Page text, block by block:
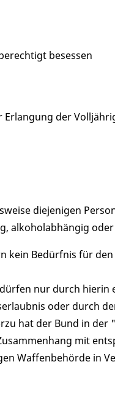
besessen
der
diejenigen
alkoholabhängig
kein Bedürfnis für
nur durch hierin
oder durch
hat der Bund in der
mit
Waffenbehörde in